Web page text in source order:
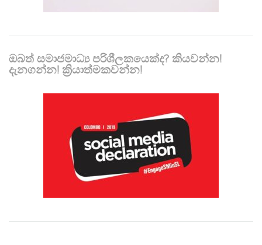
ඔබත් සමාජමාධ්‍ය පරිශීලකයෙක්ද? කියවන්න!
දැනගන්න! ක්‍රියාත්මකවන්න!